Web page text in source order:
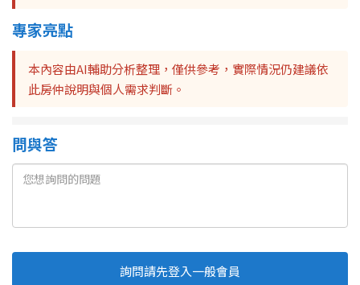
專家亮點
本內容由AI輔助分析整理，僅供參考，實際情況仍建議依
此房仲說明與個人需求判斷。
問與答
詢問請先登入一般會員